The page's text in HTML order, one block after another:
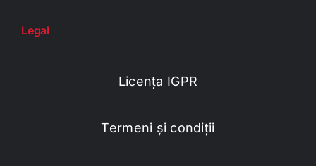
Legal
Licența IGPR
Termeni și condiții